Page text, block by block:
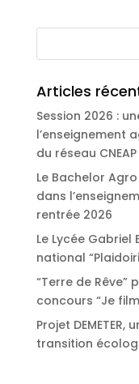
Articles
Session 2026 :
l’enseignement
du réseau CNEAP
Le Bachelor
dans
rentrée 2026
Le Lycée
national
“Terre de Rêve”
concours “Je
Projet
transition